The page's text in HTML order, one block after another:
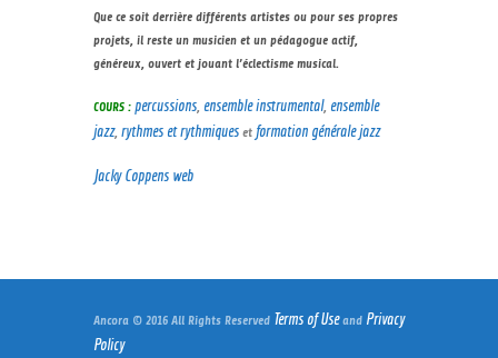
Que ce soit derrière différents artistes ou pour ses propres
projets, il reste un musicien et un pédagogue actif,
généreux, ouvert et jouant l’éclectisme musical.
COURS : percussions, ensemble instrumental, ensemble
jazz, rythmes et rythmiques et formation générale jazz
Jacky Coppens web
Ancora © 2016 All Rights Reserved Terms of Useand Privacy
Policy